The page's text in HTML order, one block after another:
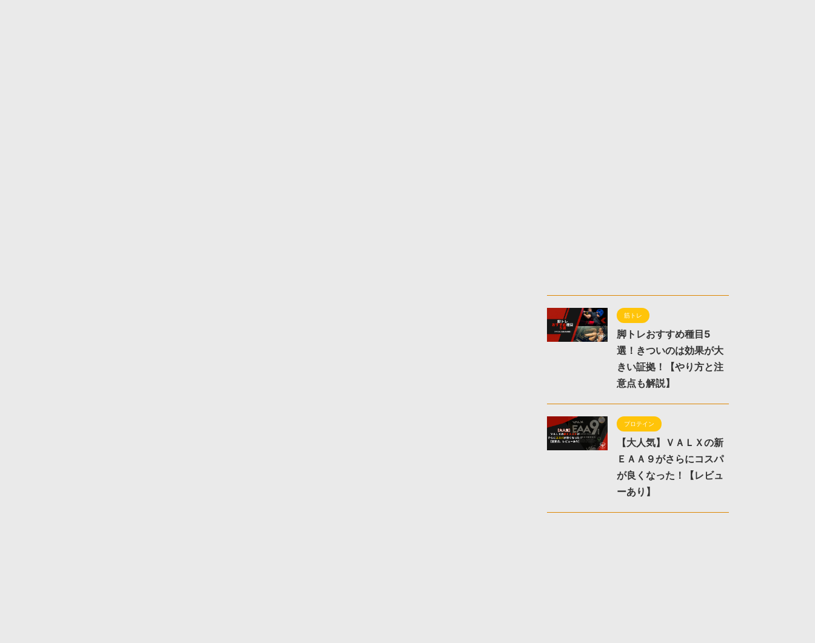
筋トレ
脚トレおすすめ種目5
選！きついのは効果が大
きい証拠！【やり方と注
意点も解説】
プロテイン
【大人気】ＶＡＬＸの新
ＥＡＡ９がさらにコスパ
が良くなった！【レビュ
ーあり】